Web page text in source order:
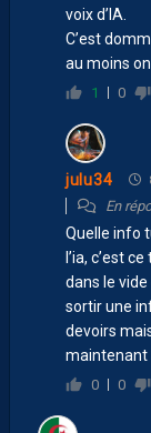
voix d’IA.
C’est
au moins
1 0
julu34
En
Quelle info
l’ia, c’est
dans le vide
sortir une
devoirs
maintenant
0 0